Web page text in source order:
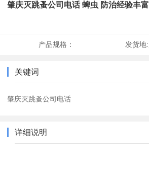
肇庆灭跳蚤公司电话 蜱虫 防治经验丰富
产品规格： 发货地:
关键词
肇庆灭跳蚤公司电话
详细说明